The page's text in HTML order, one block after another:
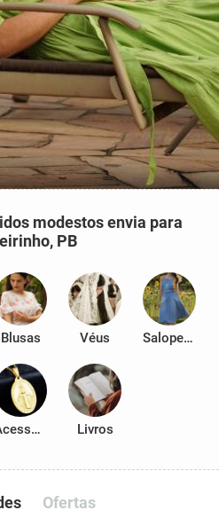
modestos envia para
PB
Blusas Véus Salopetes
Acessórios Livros
Ofertas